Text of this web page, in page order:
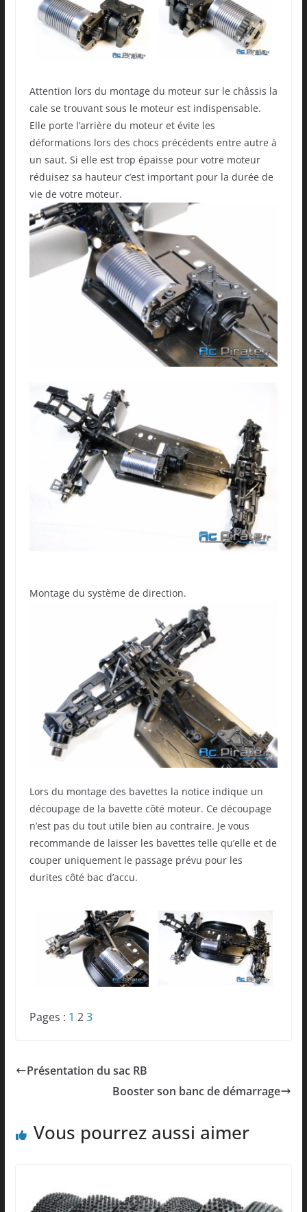
Attention lors du montage du moteur sur le châssis la
cale se trouvant sous le moteur est indispensable.
Elle porte l’arrière du moteur et évite les
déformations lors des chocs précédents entre autre à
un saut. Si elle est trop épaisse pour votre moteur
réduisez sa hauteur c’est important pour la durée de
vie de votre moteur.
Montage du système de direction.
Lors du montage des bavettes la notice indique un
découpage de la bavette côté moteur. Ce découpage
n’est pas du tout utile bien au contraire. Je vous
recommande de laisser les bavettes telle qu’elle et de
couper uniquement le passage prévu pour les
durites côté bac d’accu.
Pages : 1 23
Présentation du sac RB
Booster son banc de démarrage
Vous pourrez aussi aimer